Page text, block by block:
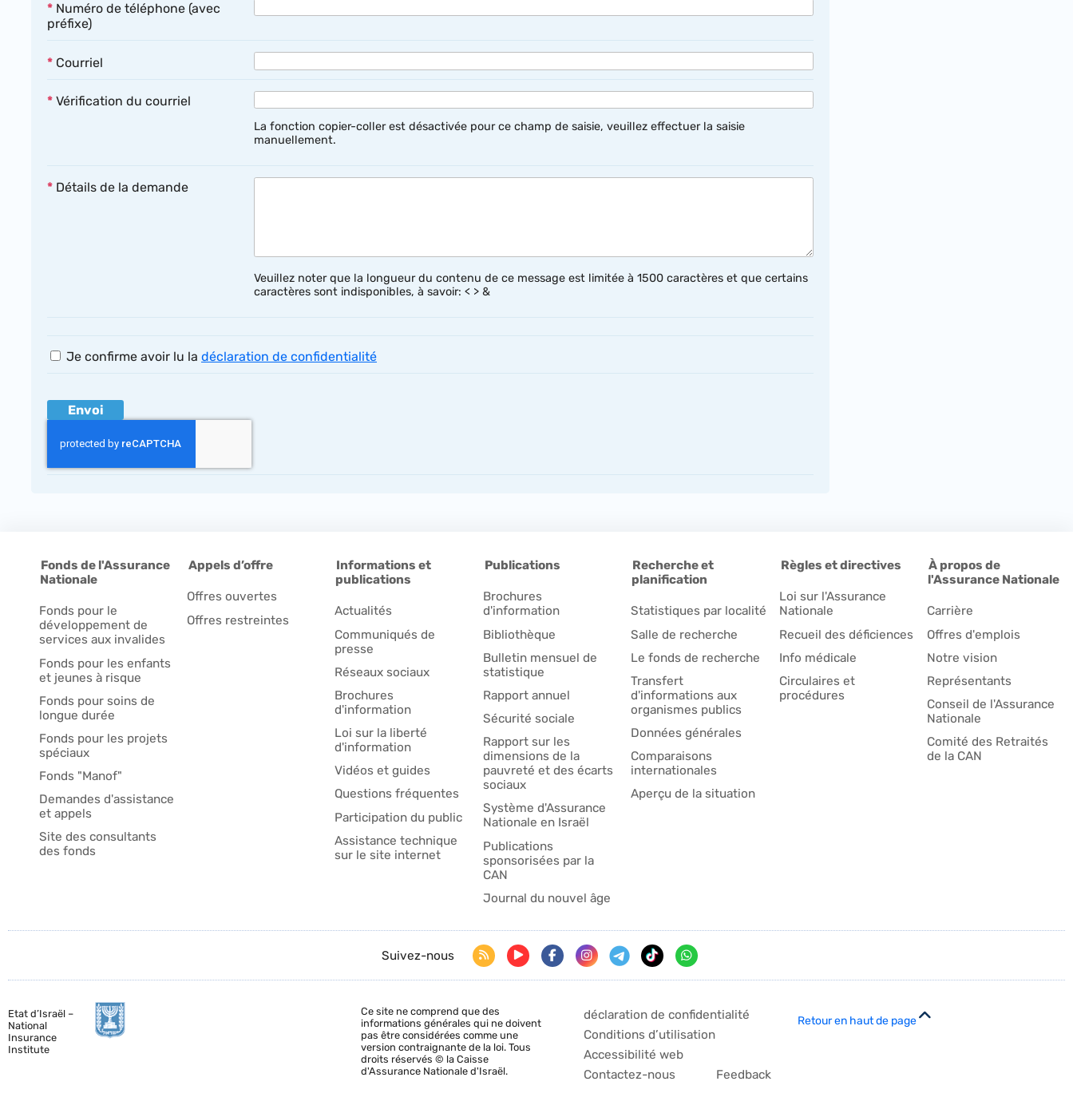
* Numéro de téléphone (avec
préfixe)
* Courriel
* Vérification du courriel
La fonction copier-coller est désactivée pour ce champ de saisie, veuillez effectuer la saisie
manuellement.
* Détails de la demande
Veuillez noter que la longueur du contenu de ce message est limitée à 1500 caractères et que certains
caractères sont indisponibles, à savoir: < > &
Je confirme avoir lu la déclaration de confidentialité
À propos de
l'Assurance Nationale
Carrière
Offres d'emplois
Notre vision
Représentants
Conseil de l'Assurance
Nationale
Comité des Retraités
de la CAN
Règles et directives
Loi sur l'Assurance
Nationale
Recueil des déficiences
Info médicale
Circulaires et
procédures
Recherche et
planification
Statistiques par localité
Salle de recherche
Le fonds de recherche
Transfert
d'informations aux
organismes publics
Données générales
Comparaisons
internationales
Aperçu de la situation
Publications
Brochures
d'information
Bibliothèque
Bulletin mensuel de
statistique
Rapport annuel
Sécurité sociale
Rapport sur les
dimensions de la
pauvreté et des écarts
sociaux
Système d'Assurance
Nationale en Israël
Publications
sponsorisées par la
CAN
Journal du nouvel âge
Informations et
publications
Actualités
Communiqués de
presse
Réseaux sociaux
Brochures
d'information
Loi sur la liberté
d'information
Vidéos et guides
Questions fréquentes
Participation du public
Assistance technique
sur le site internet
Appels d’offre
Offres ouvertes
Offres restreintes
Fonds de l'Assurance
Nationale
Fonds pour le
développement de
services aux invalides
Fonds pour les enfants
et jeunes à risque
Fonds pour soins de
longue durée
Fonds pour les projets
spéciaux
Fonds "Manof"
Demandes d'assistance
et appels
Site des consultants
des fonds
Etat d’Israël –
National
Insurance
Institute
Ce site ne comprend que des
informations générales qui ne doivent
pas être considérées comme une
version contraignante de la loi. Tous
droits réservés © la Caisse
d'Assurance Nationale d'Israël.
Suivez-nous
déclaration de confidentialité
Conditions d’utilisation
Accessibilité web
Contactez-nous
Feedback
Retour en haut de page